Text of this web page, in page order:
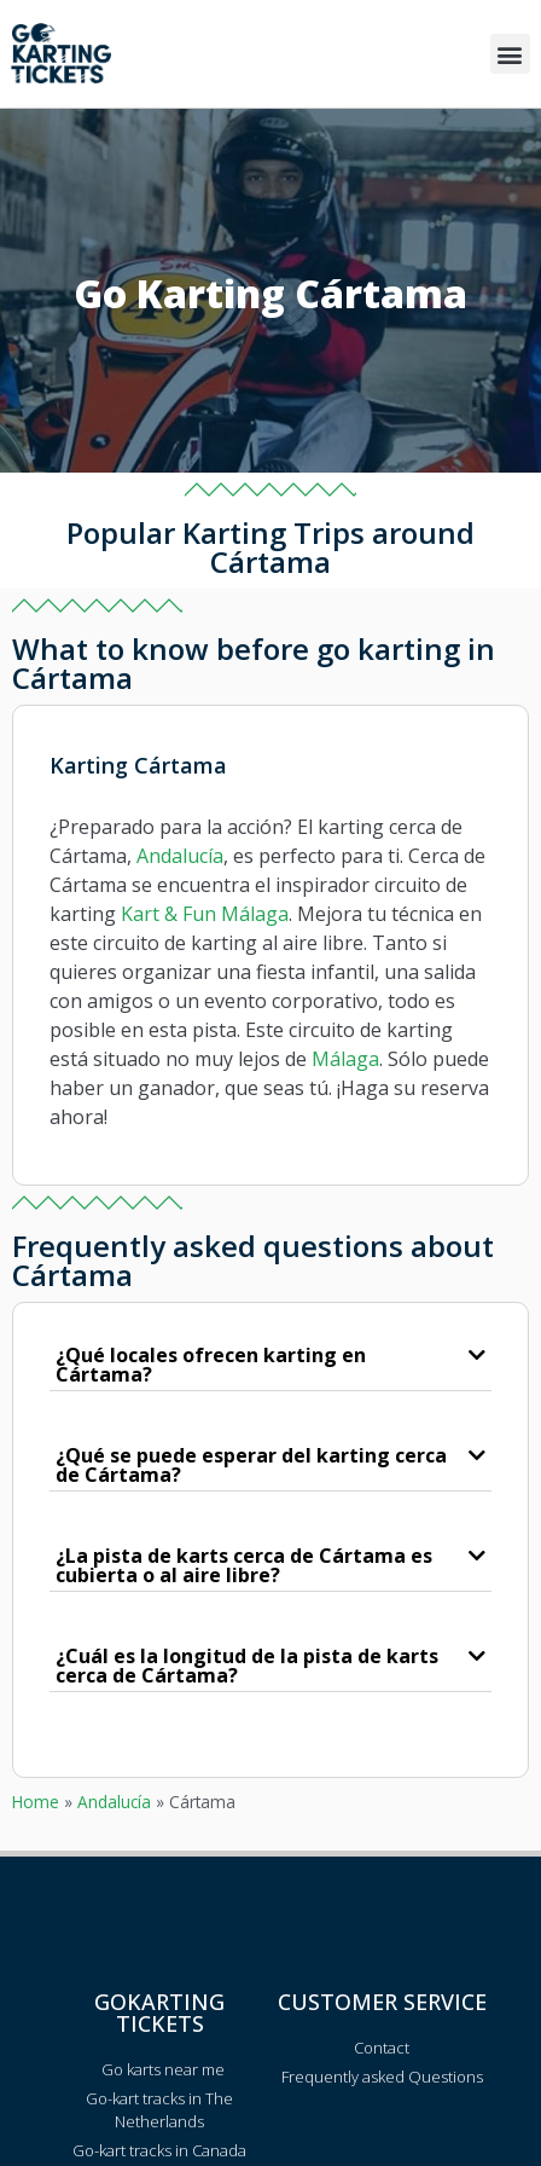
Go Karting Cártama
Popular Karting Trips around
Cártama
What to know before go karting in
Cártama
Karting Cártama
¿Preparado para la acción? El karting cerca de
Cártama, Andalucía, es perfecto para ti. Cerca de
Cártama se encuentra el inspirador circuito de
karting Kart & Fun Málaga. Mejora tu técnica en
este circuito de karting al aire libre. Tanto si
quieres organizar una fiesta infantil, una salida
con amigos o un evento corporativo, todo es
posible en esta pista. Este circuito de karting
está situado no muy lejos de Málaga. Sólo puede
haber un ganador, que seas tú. ¡Haga su reserva
ahora!
Frequently asked questions about
Cártama
¿Qué locales ofrecen karting en
Cártama?
¿Qué se puede esperar del karting cerca
de Cártama?
¿La pista de karts cerca de Cártama es
cubierta o al aire libre?
¿Cuál es la longitud de la pista de karts
cerca de Cártama?
Home » Andalucía » Cártama
GOKARTING
TICKETS
Go karts near me
Go-kart tracks in The
Netherlands
Go-kart tracks in Canada
CUSTOMER SERVICE
Contact
Frequently asked Questions